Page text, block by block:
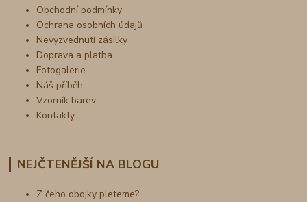
Obchodní podmínky
Ochrana osobních údajů
Nevyzvednutí zásilky
Doprava a platba
Fotogalerie
Náš příběh
Vzorník barev
Kontakty
NEJČTENĚJŠÍ NA BLOGU
Z čeho obojky pleteme?